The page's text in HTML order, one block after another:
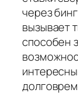
через
вызывает
способен